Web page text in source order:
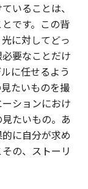
いることは、
です。この背
に対してどっ
要なことだけ
に任せるよう
たいものを撮
ションにおけ
たいもの。あ
に自分が求め
の、ストーリ